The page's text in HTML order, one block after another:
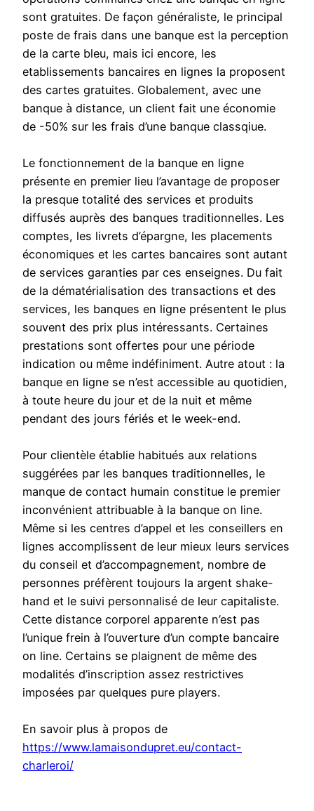
sont gratuites. De façon généraliste, le principal
poste de frais dans une banque est la perception
de la carte bleu, mais ici encore, les
etablissements bancaires en lignes la proposent
des cartes gratuites. Globalement, avec une
banque à distance, un client fait une économie
de -50% sur les frais d’une banque classqiue.
Le fonctionnement de la banque en ligne
présente en premier lieu l’avantage de proposer
la presque totalité des services et produits
diffusés auprès des banques traditionnelles. Les
comptes, les livrets d’épargne, les placements
économiques et les cartes bancaires sont autant
de services garanties par ces enseignes. Du fait
de la dématérialisation des transactions et des
services, les banques en ligne présentent le plus
souvent des prix plus intéressants. Certaines
prestations sont offertes pour une période
indication ou même indéfiniment. Autre atout : la
banque en ligne se n’est accessible au quotidien,
à toute heure du jour et de la nuit et même
pendant des jours fériés et le week-end.
Pour clientèle établie habitués aux relations
suggérées par les banques traditionnelles, le
manque de contact humain constitue le premier
inconvénient attribuable à la banque on line.
Même si les centres d’appel et les conseillers en
lignes accomplissent de leur mieux leurs services
du conseil et d’accompagnement, nombre de
personnes préfèrent toujours la argent shake-
hand et le suivi personnalisé de leur capitaliste.
Cette distance corporel apparente n’est pas
l’unique frein à l’ouverture d’un compte bancaire
on line. Certains se plaignent de même des
modalités d’inscription assez restrictives
imposées par quelques pure players.
En savoir plus à propos de
https://www.lamaisondupret.eu/contact-
charleroi/